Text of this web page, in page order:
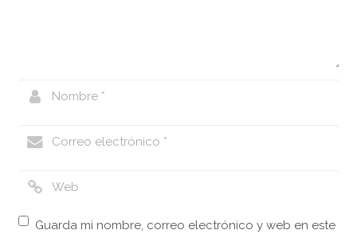
Guarda mi nombre, correo electrónico y web en este